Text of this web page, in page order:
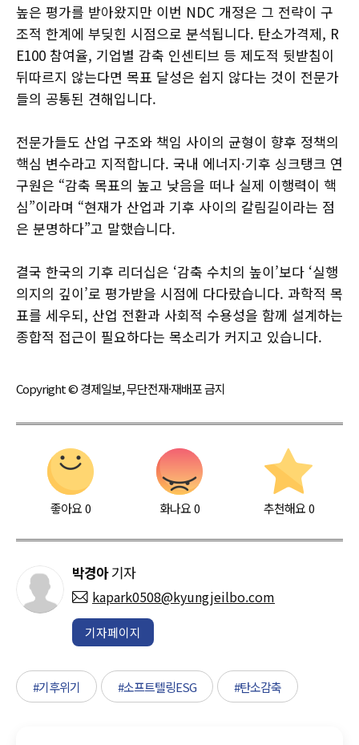
높은 평가를 받아왔지만 이번 NDC 개정은 그 전략이 구
조적 한계에 부딪힌 시점으로 분석됩니다. 탄소가격제, R
E100 참여율, 기업별 감축 인센티브 등 제도적 뒷받침이
뒤따르지 않는다면 목표 달성은 쉽지 않다는 것이 전문가
들의 공통된 견해입니다.
전문가들도 산업 구조와 책임 사이의 균형이 향후 정책의
핵심 변수라고 지적합니다. 국내 에너지·기후 싱크탱크 연
구원은 “감축 목표의 높고 낮음을 떠나 실제 이행력이 핵
심”이라며 “현재가 산업과 기후 사이의 갈림길이라는 점
은 분명하다”고 말했습니다.
결국 한국의 기후 리더십은 ‘감축 수치의 높이’보다 ‘실행
의지의 깊이’로 평가받을 시점에 다다랐습니다. 과학적 목
표를 세우되, 산업 전환과 사회적 수용성을 함께 설계하는
종합적 접근이 필요하다는 목소리가 커지고 있습니다.
Copyright © 경제일보, 무단전재·재배포 금지
좋아요0 화나요0 추천해요 0
박경아기자
kapark0508@kyungjeilbo.com
기자페이지
#기후위기 #소프트텔링ESG #탄소감축